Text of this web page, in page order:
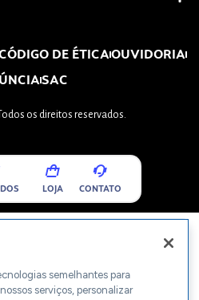
DE ÉTICAOUVIDORIA
SAC
os direitos reservados.
LOJA CONTATO
semelhantes para
serviços, personalizar